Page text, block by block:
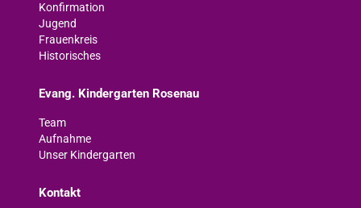
Konfirmation
Jugend
Frauenkreis
Historisches
Evang. Kindergarten Rosenau
Team
Aufnahme
Unser Kindergarten
Kontakt